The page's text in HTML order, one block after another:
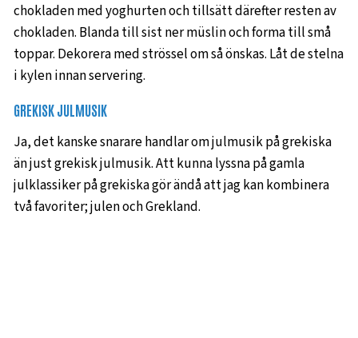
chokladen med yoghurten och tillsätt därefter resten av
chokladen. Blanda till sist ner müslin och forma till små
toppar. Dekorera med strössel om så önskas. Låt de stelna
i kylen innan servering.
GREKISK JULMUSIK
Ja, det kanske snarare handlar om julmusik på grekiska
än just grekisk julmusik. Att kunna lyssna på gamla
julklassiker på grekiska gör ändå att jag kan kombinera
två favoriter; julen och Grekland.